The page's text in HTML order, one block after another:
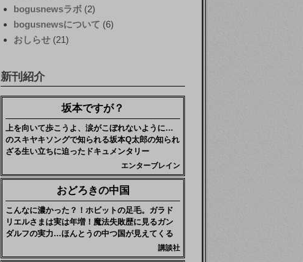
bogusnewsラボ (2)
bogusnewsについて (6)
おしらせ (21)
新刊紹介
坂本ですが？
上を向いて歩こうよ、涙がこぼれないように…
のスキヤキソングで知られる坂本Q太郎の知られ
ざる生い立ちに迫ったドキュメンタリー
エンターブレイン
おどろきの中国
こんなに濃かった？！ホビットの足毛。ガラド
リエルさまは実は年増！魔法失敗歴に見るガン
ダルフの実力…ほんとうの中つ国が見えてくる
講談社